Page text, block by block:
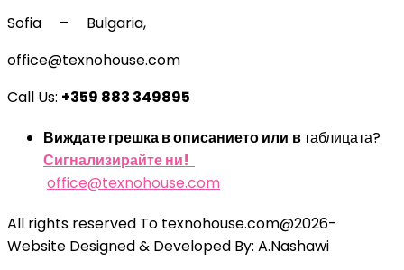
Sofia – Bulgaria,
office@texnohouse.com
Call Us: +359 883 349895
Виждате грешка в описанието или втаблицата?
Сигнализирайте ни!
office@texnohouse.com
All rights reserved To texnohouse.com@2026-
Website Designed & Developed By: A.Nashawi